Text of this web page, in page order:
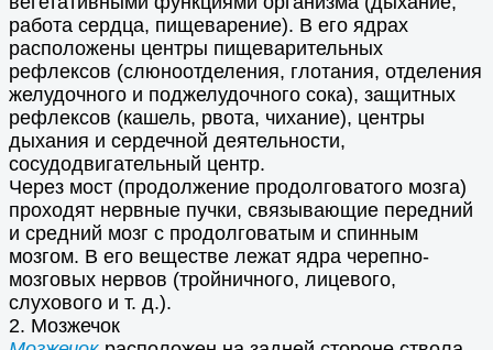
работа сердца, пищеварение). В его ядрах
расположены центры пищеварительных
рефлексов (слюноотделения, глотания, отделения
желудочного и поджелудочного сока), защитных
рефлексов (кашель, рвота, чихание), центры
дыхания и сердечной деятельности,
сосудодвигательный центр.
Через мост (продолжение продолговатого мозга)
проходят нервные пучки, связывающие передний
и средний мозг с продолговатым и спинным
мозгом. В его веществе лежат ядра черепно-
мозговых нервов (тройничного, лицевого,
слухового и т. д.).
2. Мозжечок